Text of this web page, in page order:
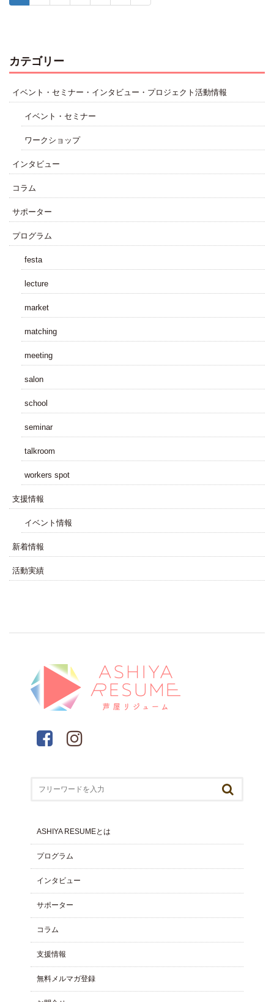
カテゴリー
イベント・セミナー・インタビュー・プロジェクト活動情報
イベント・セミナー
ワークショップ
インタビュー
コラム
サポーター
プログラム
festa
lecture
market
matching
meeting
salon
school
seminar
talkroom
workers spot
⽀援情報
イベント情報
新着情報
活動実績
ASHIYA RESUMEとは
プログラム
インタビュー
サポーター
コラム
⽀援情報
無料メルマガ登録